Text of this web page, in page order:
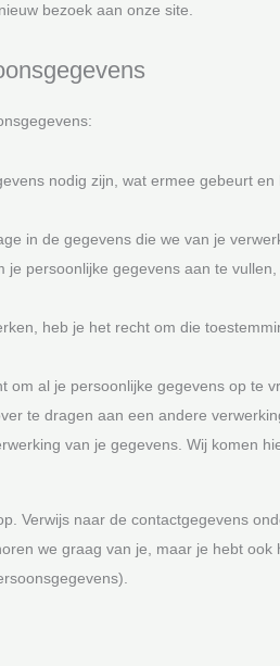
bezoek aan onze site.
nodig zijn, wat ermee gebeurt en
in de gegevens die we van je
persoonlijke gegevens aan te
heb je het recht om die
om al je persoonlijke gegevens op te
te dragen aan een andere
van je gegevens. Wij komen
Verwijs naar de contactgegevens
we graag van je, maar je hebt ook